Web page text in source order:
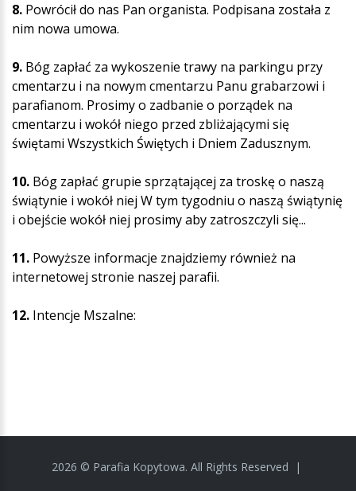
8. Powrócił do nas Pan organista. Podpisana została z
nim nowa umowa.
9. Bóg zapłać za wykoszenie trawy na parkingu przy
cmentarzu i na nowym cmentarzu Panu grabarzowi i
parafianom. Prosimy o zadbanie o porządek na
cmentarzu i wokół niego przed zbliżającymi się
świętami Wszystkich Świętych i Dniem Zadusznym.
10. Bóg zapłać grupie sprzątającej za troskę o naszą
świątynie i wokół niej W tym tygodniu o naszą świątynię
i obejście wokół niej prosimy aby zatroszczyli się...
11. Powyższe informacje znajdziemy również na
internetowej stronie naszej parafii.
12. Intencje Mszalne:
2026 © Parafia Kopytowa. All Rights Reserved |